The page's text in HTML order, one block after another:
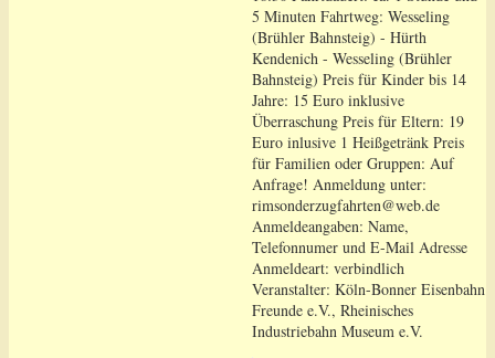
5 Minuten Fahrtweg: Wesseling
(Brühler Bahnsteig) - Hürth
Kendenich - Wesseling (Brühler
Bahnsteig) Preis für Kinder bis 14
Jahre: 15 Euro inklusive
Überraschung Preis für Eltern: 19
Euro inlusive 1 Heißgetränk Preis
für Familien oder Gruppen: Auf
Anfrage! Anmeldung unter:
rimsonderzugfahrten@web.de
Anmeldeangaben: Name,
Telefonnumer und E-Mail Adresse
Anmeldeart: verbindlich
Veranstalter: Köln-Bonner Eisenbahn
Freunde e.V., Rheinisches
Industriebahn Museum e.V.